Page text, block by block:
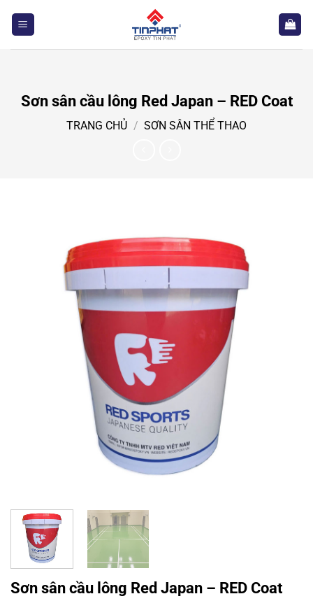
Sơn sân cầu lông Red Japan – RED Coat
TRANG CHỦ / SƠN SÂN THỂ THAO
Sơn sân cầu lông Red Japan – RED Coat